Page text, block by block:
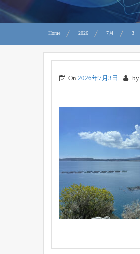
Home 2026 7月 3
On 2026年7月3日 by